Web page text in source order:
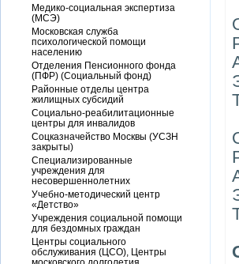
Медико-социальная экспертиза
(МСЭ)
Московская служба
психологической помощи
населению
Отделения Пенсионного фонда
(ПФР) (Социальный фонд)
Районные отделы центра
жилищных субсидий
Социально-реабилитационные
центры для инвалидов
Соцказначейство Москвы (УСЗН
закрыты)
Специализированные
учреждения для
несовершеннолетних
Учебно-методический центр
«Детство»
Учреждения социальной помощи
для бездомных граждан
Центры социального
обслуживания (ЦСО), Центры